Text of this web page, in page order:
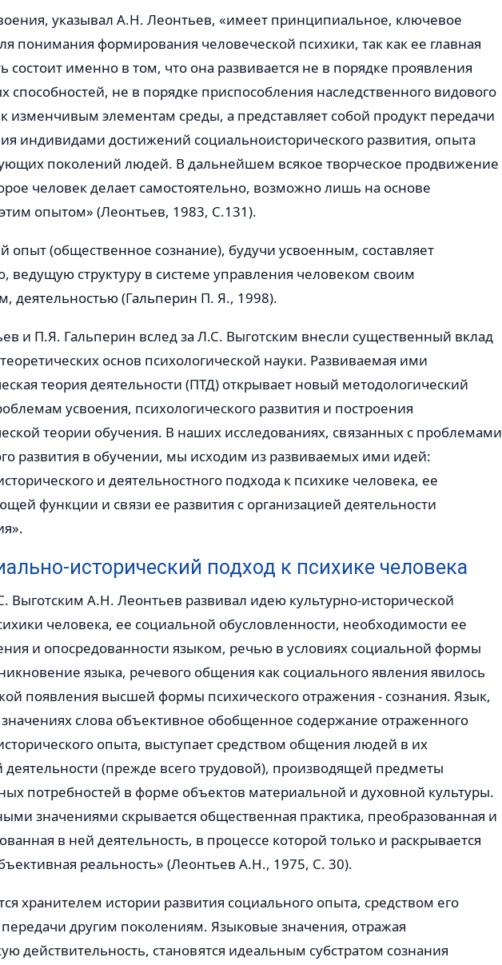
указывал А.Н. Леонтьев, «имеет принципиальное, ключевое
понимания формирования человеческой психики, так как ее главная
состоит именно в том, что она развивается не в порядке проявления
способностей, не в порядке приспособления наследственного видового
изменчивым элементам среды, а представляет собой продукт передачи
индивидами достижений социальноисторического развития, опыта
поколений людей. В дальнейшем всякое творческое продвижение
человек делает самостоятельно, возможно лишь на основе
опытом» (Леонтьев, 1983, С.131).
опыт (общественное сознание), будучи усвоенным, составляет
ведущую структуру в системе управления человеком своим
деятельностью (Гальперин П. Я., 1998).
и П.Я. Гальперин вслед за Л.С. Выготским внесли существенный вклад
основ психологической науки. Развиваемая ими
теория деятельности (ПТД) открывает новый методологический
усвоения, психологического развития и построения
теории обучения. В наших исследованиях, связанных с проблемами
развития в обучении, мы исходим из развиваемых ими идей:
и деятельностного подхода к психике человека, ее
функции и связи ее развития с организацией деятельности
исторический подход к психике человека
Выготским А.Н. Леонтьев развивал идею культурно-исторической
человека, ее социальной обусловленности, необходимости ее
и опосредованности языком, речью в условиях социальной формы
языка, речевого общения как социального явления явилось
появления высшей формы психического отражения - сознания. Язык,
слова объективное обобщенное содержание отраженного
опыта, выступает средством общения людей в их
деятельности (прежде всего трудовой), производящей предметы
потребностей в форме объектов материальной и духовной культуры.
значениями скрывается общественная практика, преобразованная и
в ней деятельность, в процессе которой только и раскрывается
реальность» (Леонтьев А.Н., 1975, С. 30).
хранителем истории развития социального опыта, средством его
другим поколениям. Языковые значения, отражая
действительность, становятся идеальным субстратом сознания